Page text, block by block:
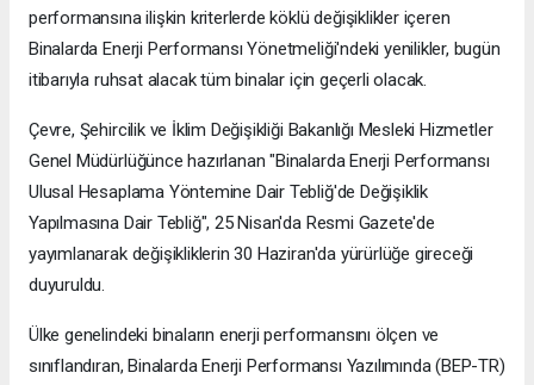
performansına ilişkin kriterlerde köklü değişiklikler içeren
Binalarda Enerji Performansı Yönetmeliği'ndeki yenilikler, bugün
itibarıyla ruhsat alacak tüm binalar için geçerli olacak.
Çevre, Şehircilik ve İklim Değişikliği Bakanlığı Mesleki Hizmetler
Genel Müdürlüğünce hazırlanan "Binalarda Enerji Performansı
Ulusal Hesaplama Yöntemine Dair Tebliğ'de Değişiklik
Yapılmasına Dair Tebliğ", 25 Nisan'da Resmi Gazete'de
yayımlanarak değişikliklerin 30 Haziran'da yürürlüğe gireceği
duyuruldu.
Ülke genelindeki binaların enerji performansını ölçen ve
sınıflandıran, Binalarda Enerji Performansı Yazılımında (BEP-TR)